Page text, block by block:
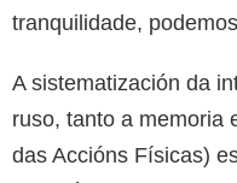
tranquilidade,
A sistematización da
ruso, tanto a memoria
das Accións Físicas)